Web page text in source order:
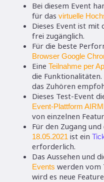
Bei diesem Event
für das virtuelle
Dieses Event ist mit
frei zugänglich.
Für die beste
Browser Google
Eine Teilnahme per
die
das Zuhören
Dieses Test-Event
Event-Plattform
von einzelnen
Für den Zugang und
18.05.2021 ist ein
erforderlich.
Das Aussehen und
Events werden vom
wird es neue